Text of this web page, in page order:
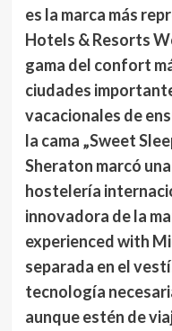
es la marca más
Hotels & Resorts
gama del confort
ciudades
vacacionales de
la cama „Sweet
Sheraton marcó
hostelería
innovadora de la
experienced with
separada en el
tecnología
aunque estén de